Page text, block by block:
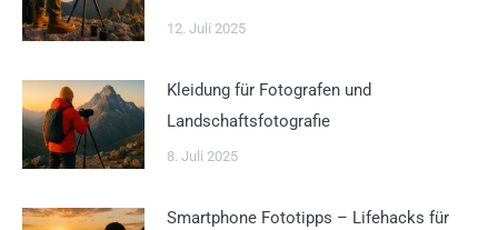
12. Juli 2025
Kleidung für Fotografen und
Landschaftsfotografie
8. Juli 2025
Smartphone Fototipps – Lifehacks für